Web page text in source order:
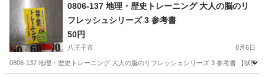
0806-137 地理・歴史トレーニング 大人の脳のリ
フレッシュシリーズ 3 参考書
50円
八王子市 8月6日
0806-137 地理・歴史トレーニング 大人の脳のリフレッシュシリーズ 3 参考書 【状態